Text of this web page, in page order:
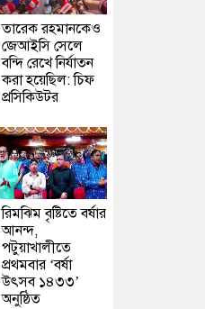
তারেক রহমানকেও
জেআইসি সেলে
বন্দি রেখে নির্যাতন
করা হয়েছিল: চিফ
প্রসিকিউটর
রিমঝিম বৃষ্টিতে বর্ষার
আনন্দ,
পটুয়াখালীতে
প্রথমবার ‘বর্ষা
উৎসব ১৪৩৩’
অনুষ্ঠিত